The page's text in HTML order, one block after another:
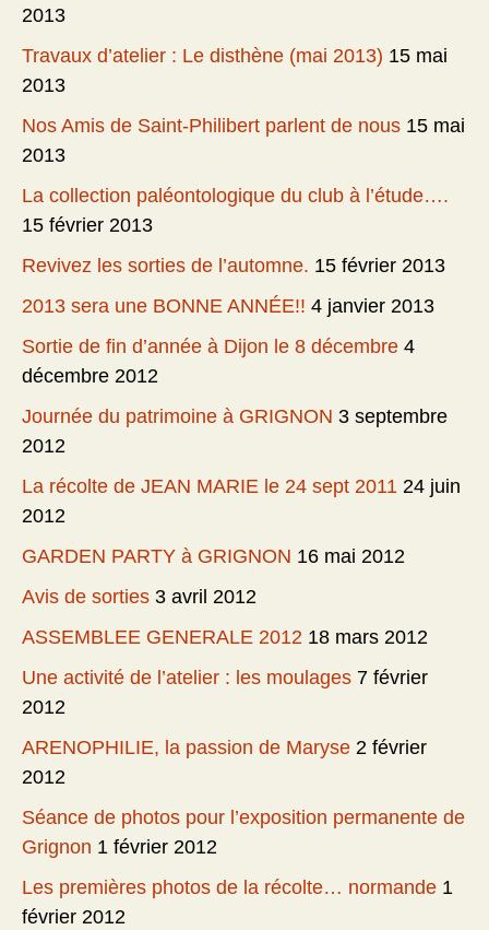
2013
Travaux d’atelier : Le disthène (mai 2013) 15 mai
2013
Nos Amis de Saint-Philibert parlent de nous 15 mai
2013
La collection paléontologique du club à l’étude….
15 février 2013
Revivez les sorties de l’automne. 15 février 2013
2013 sera une BONNE ANNÉE!! 4 janvier 2013
Sortie de fin d’année à Dijon le 8 décembre 4
décembre 2012
Journée du patrimoine à GRIGNON 3 septembre
2012
La récolte de JEAN MARIE le 24 sept 2011 24 juin
2012
GARDEN PARTY à GRIGNON 16 mai 2012
Avis de sorties 3 avril 2012
ASSEMBLEE GENERALE 2012 18 mars 2012
Une activité de l’atelier : les moulages 7 février
2012
ARENOPHILIE, la passion de Maryse 2 février
2012
Séance de photos pour l’exposition permanente de
Grignon 1 février 2012
Les premières photos de la récolte… normande 1
février 2012